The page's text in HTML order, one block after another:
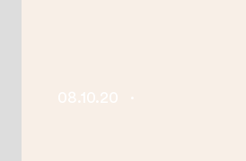
08.10.20 ·